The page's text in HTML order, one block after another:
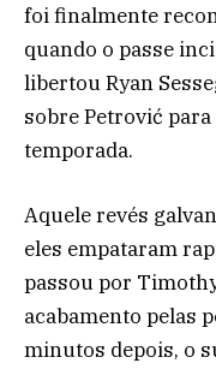
foi finalmente
quando o passe
libertou Ryan
sobre Petrović
temporada.
Aquele revés
eles empataram
passou por
acabamento pelas
minutos depois, o